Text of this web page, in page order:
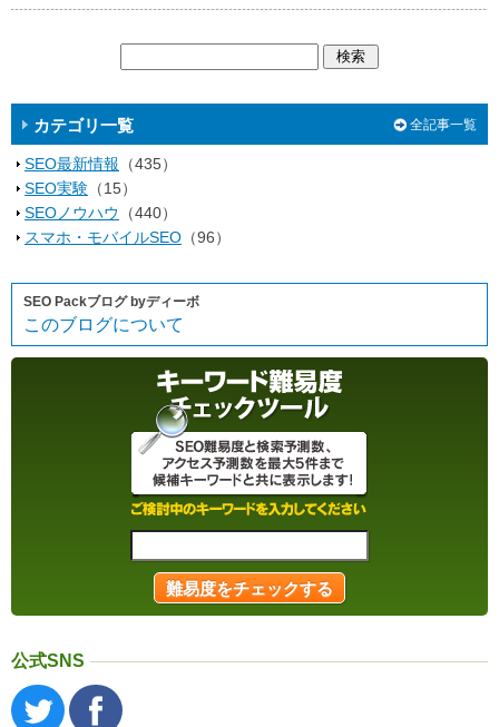
カテゴリ一覧 全記事一覧
SEO最新情報 （435）
SEO実験 （15）
SEOノウハウ
（440）
スマホ・モバイルSEO （96）
SEO Packブログ byディーボ
このブログについて
公式SNS